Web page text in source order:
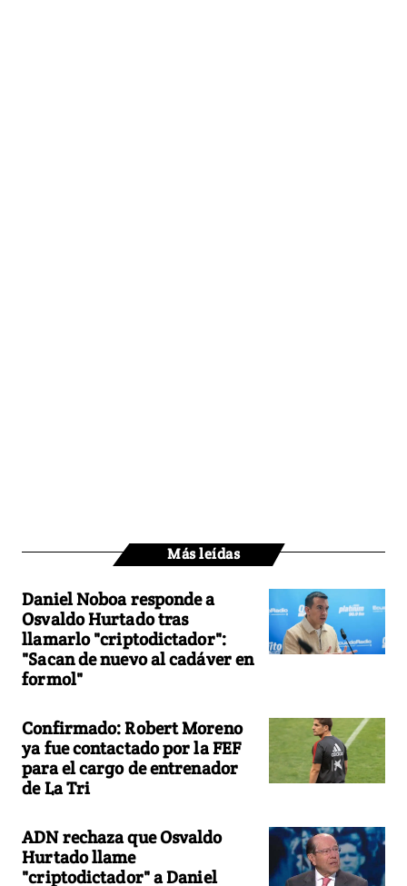
Más leídas
Daniel Noboa responde a
Osvaldo Hurtado tras
llamarlo "criptodictador":
"Sacan de nuevo al cadáver en
formol"
Confirmado: Robert Moreno
ya fue contactado por la FEF
para el cargo de entrenador
de La Tri
ADN rechaza que Osvaldo
Hurtado llame
"criptodictador" a Daniel